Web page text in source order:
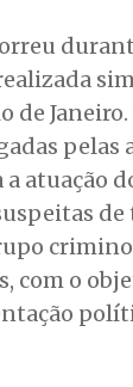
de
pelas
atuação
com o